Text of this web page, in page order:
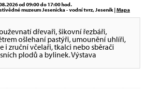
od 09:00 do 17:00 hod.
muzeum Jesenicka - vodní tvrz, Jeseník |Mapa
dřevaři, šikovní řezbáři,
ošlehaní pastýři, umounění uhlíři,
i zruční včelaři, tkalci nebo sběrači
plodů a bylinek. Výstava